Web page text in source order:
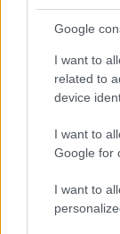
Google
I want to
related to
device
I want to
Google for
I want to
Invia un
Vuoi
Iscriviti alla
email
sul sito web!